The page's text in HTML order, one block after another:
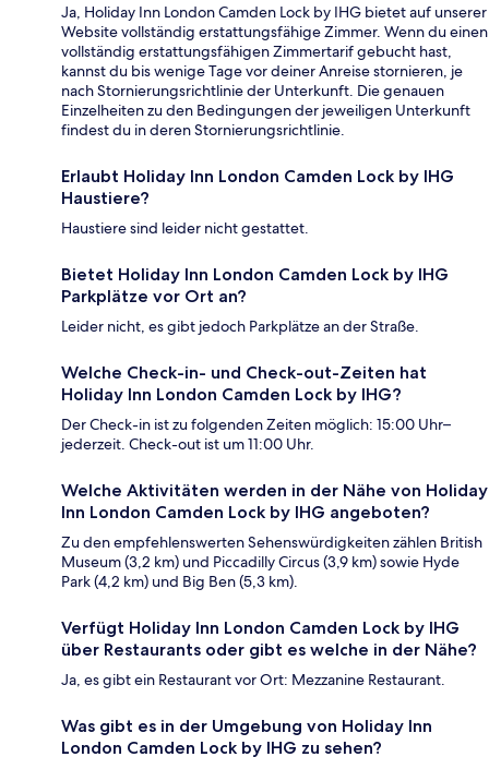
Ja, Holiday Inn London Camden Lock by IHG bietet auf unserer
Website vollständig erstattungsfähige Zimmer. Wenn du einen
vollständig erstattungsfähigen Zimmertarif gebucht hast,
kannst du bis wenige Tage vor deiner Anreise stornieren, je
nach Stornierungsrichtlinie der Unterkunft. Die genauen
Einzelheiten zu den Bedingungen der jeweiligen Unterkunft
findest du in deren Stornierungsrichtlinie.
Erlaubt Holiday Inn London Camden Lock by IHG
Haustiere?
Haustiere sind leider nicht gestattet.
Bietet Holiday Inn London Camden Lock by IHG
Parkplätze vor Ort an?
Leider nicht, es gibt jedoch Parkplätze an der Straße.
Welche Check-in- und Check-out-Zeiten hat
Holiday Inn London Camden Lock by IHG?
Der Check-in ist zu folgenden Zeiten möglich: 15:00 Uhr–
jederzeit. Check-out ist um 11:00 Uhr.
Welche Aktivitäten werden in der Nähe von Holiday
Inn London Camden Lock by IHG angeboten?
Zu den empfehlenswerten Sehenswürdigkeiten zählen British
Museum (3,2 km) und Piccadilly Circus (3,9 km) sowie Hyde
Park (4,2 km) und Big Ben (5,3 km).
Verfügt Holiday Inn London Camden Lock by IHG
über Restaurants oder gibt es welche in der Nähe?
Ja, es gibt ein Restaurant vor Ort: Mezzanine Restaurant.
Was gibt es in der Umgebung von Holiday Inn
London Camden Lock by IHG zu sehen?